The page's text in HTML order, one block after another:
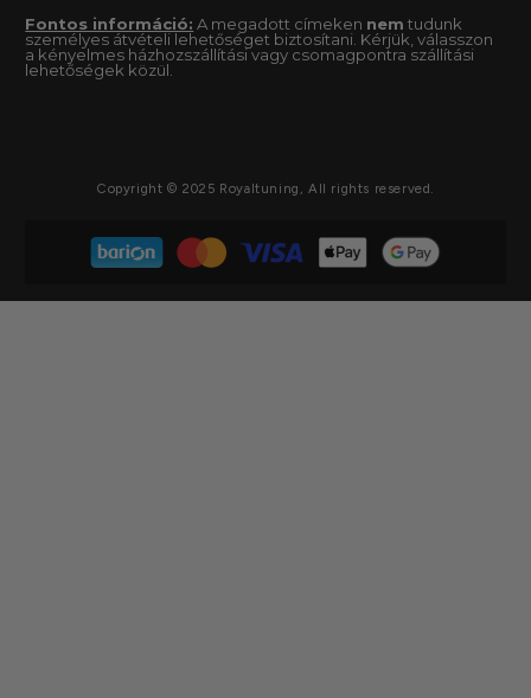
Fontos információ: A megadott címeken nem tudunk
személyes átvételi lehetőséget biztosítani. Kérjük, válasszon
a kényelmes házhozszállítási vagy csomagpontra szállítási
lehetőségek közül.
Copyright © 2025 Royaltuning, All rights reserved.